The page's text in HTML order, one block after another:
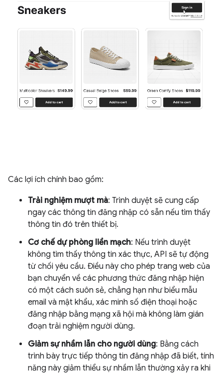
Các lợi ích chính bao gồm:
Trải nghiệm mượt mà: Trình duyệt sẽ cung cấp
ngay các thông tin đăng nhập có sẵn nếu tìm thấy
thông tin đó trên thiết bị.
Cơ chế dự phòng liền mạch: Nếu trình duyệt
không tìm thấy thông tin xác thực, API sẽ tự động
từ chối yêu cầu. Điều này cho phép trang web của
bạn chuyển về các phương thức đăng nhập hiện
có một cách suôn sẻ, chẳng hạn như biểu mẫu
email và mật khẩu, xác minh số điện thoại hoặc
đăng nhập bằng mạng xã hội mà không làm gián
đoạn trải nghiệm người dùng.
Giảm sự nhầm lẫn cho người dùng: Bằng cách
trình bày trực tiếp thông tin đăng nhập đã biết, tính
năng này giảm thiểu sự nhầm lẫn thường xảy ra khi